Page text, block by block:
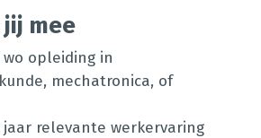
mee
opleiding in
mechatronica, of
jaar relevante werkervaring